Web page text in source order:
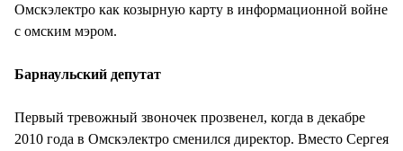
Омскэлектро как козырную карту в информационной войне
с омским мэром.
Барнаульский депутат
Первый тревожный звоночек прозвенел, когда в декабре
2010 года в Омскэлектро сменился директор. Вместо Сергея